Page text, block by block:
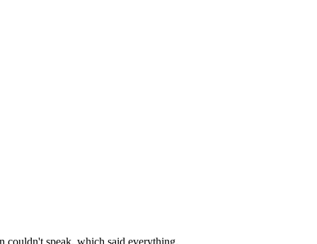
couldn't speak, which said everything.